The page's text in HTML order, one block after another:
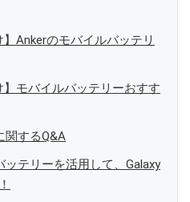
Ankerのモバイルバッテリ
】モバイルバッテリーおすす
関するQ&A
テリーを活用して、Galaxy